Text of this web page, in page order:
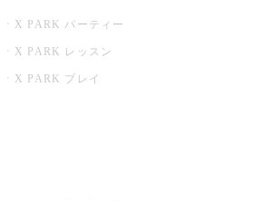
X PARK パーティー
X PARK レッスン
X PARK プレイ